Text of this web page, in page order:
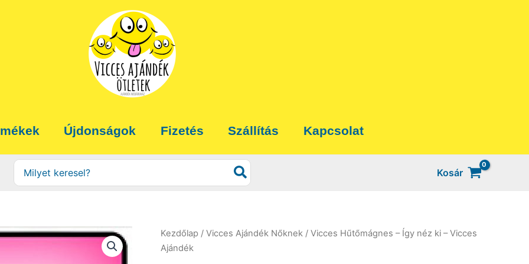
Újdonságok Fizetés Szállítás Kapcsolat
Search
for:
Kosár
Kezdőlap / Vicces Ajándék Nőknek / Vicces Hűtőmágnes – Így néz ki – Vicces
Ajándék